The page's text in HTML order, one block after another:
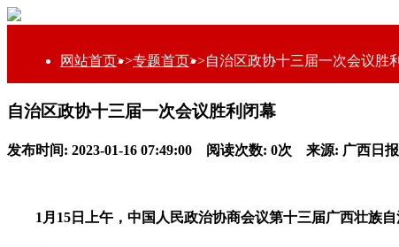
网站首页>>专题首页>>自治区政协十三届一次会议胜
自治区政协十三届一次会议胜利闭幕
发布时间: 2023-01-16 07:49:00 阅读次数: 0次 来源: 广西日报
1月15日上午，中国人民政治协商会议第十三届广西壮族自